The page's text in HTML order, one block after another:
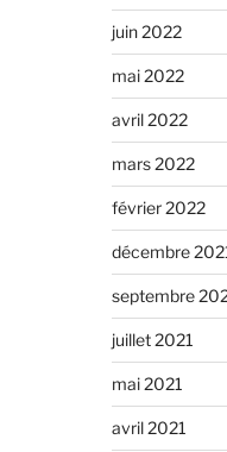
juin 2022
mai 2022
avril 2022
mars 2022
février 2022
décembre
septembre
juillet 2021
mai 2021
avril 2021